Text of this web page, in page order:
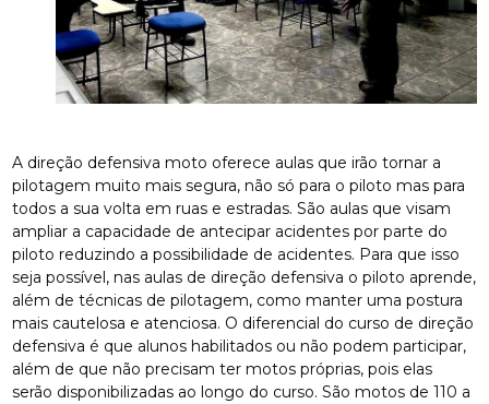
A direção defensiva moto oferece aulas que irão tornar a
pilotagem muito mais segura, não só para o piloto mas para
todos a sua volta em ruas e estradas. São aulas que visam
ampliar a capacidade de antecipar acidentes por parte do
piloto reduzindo a possibilidade de acidentes. Para que isso
seja possível, nas aulas de direção defensiva o piloto aprende,
além de técnicas de pilotagem, como manter uma postura
mais cautelosa e atenciosa. O diferencial do curso de direção
defensiva é que alunos habilitados ou não podem participar,
além de que não precisam ter motos próprias, pois elas
serão disponibilizadas ao longo do curso. São motos de 110 a